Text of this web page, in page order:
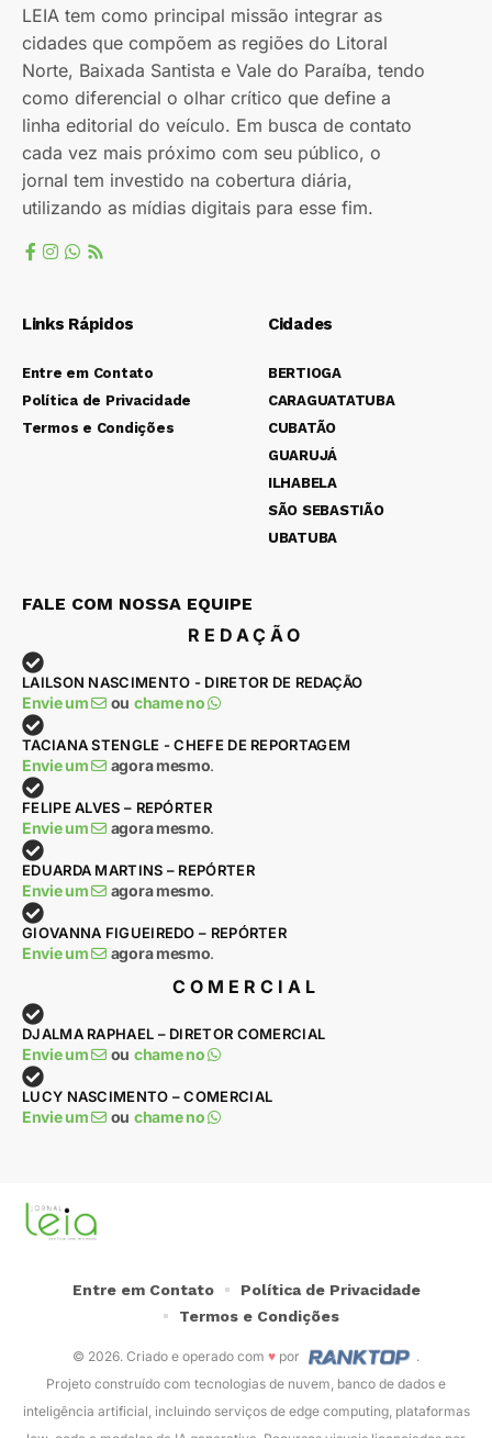
LEIA tem como principal missão integrar as
cidades que compõem as regiões do Litoral
Norte, Baixada Santista e Vale do Paraíba, tendo
como diferencial o olhar crítico que define a
linha editorial do veículo. Em busca de contato
cada vez mais próximo com seu público, o
jornal tem investido na cobertura diária,
utilizando as mídias digitais para esse fim.
Links Rápidos
Entre em Contato
Política de Privacidade
Termos e Condições
Cidades
BERTIOGA
CARAGUATATUBA
CUBATÃO
GUARUJÁ
ILHABELA
SÃO SEBASTIÃO
UBATUBA
FALE COM NOSSA EQUIPE
REDAÇÃO
LAILSON NASCIMENTO - DIRETOR DE REDAÇÃO
Envie um ou chame no
TACIANA STENGLE - CHEFE DE REPORTAGEM
Envie um agora mesmo.
FELIPE ALVES – REPÓRTER
Envie um agora mesmo.
EDUARDA MARTINS – REPÓRTER
Envie um agora mesmo.
GIOVANNA FIGUEIREDO – REPÓRTER
Envie um agora mesmo.
COMERCIAL
DJALMA RAPHAEL – DIRETOR COMERCIAL
Envie um ou chame no
LUCY NASCIMENTO – COMERCIAL
Envie um ou chame no
© 2026. Criado e operado com ♥ por
.
Projeto construído com tecnologias de nuvem, banco de dados e
inteligência artificial, incluindo serviços de edge computing, plataformas
Entre em Contato
Política de Privacidade
Termos e Condições